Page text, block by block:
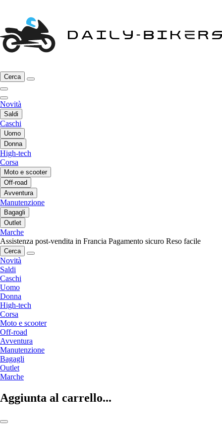
Cerca
Novità
Saldi
Caschi
Uomo
Donna
High-tech
Corsa
Moto e scooter
Off-road
Avventura
Manutenzione
Bagagli
Outlet
Marche
Assistenza post-vendita in Francia Pagamento sicuro Reso facile
Cerca
Novità
Saldi
Caschi
Uomo
Donna
High-tech
Corsa
Moto e scooter
Off-road
Avventura
Manutenzione
Bagagli
Outlet
Marche
Aggiunta al carrello...